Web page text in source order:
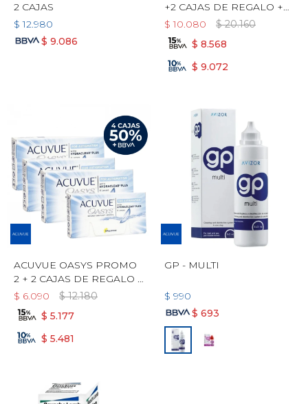
2 CAJAS
$ 12.980
$ 9.086
+2 CAJAS DE REGALO +
LIQUIDO ARLYT DE
REGALO! - TÓRICO
$ 10.080 $ 20.160
$ 8.568
$ 9.072
ACUVUE OASYS PROMO
2 + 2 CAJAS DE REGALO +
LIQUIDO ARLYT DE
REGALO! - TÓRICO
$ 6.090 $ 12.180
$ 5.177
$ 5.481
GP - MULTI
$ 990
$ 693